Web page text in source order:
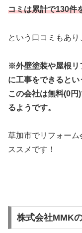
コミは累計で130件
という口コミもあり
※外壁塗装や屋根リ
に工事をできるとい
この会社は無料(0円
るようです。
草加市でリフォー
ススメです！
株式会社MMK